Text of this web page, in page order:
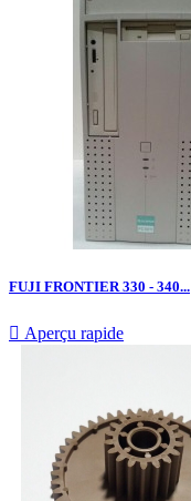
FUJI FRONTIER 330 - 340...
 Aperçu rapide